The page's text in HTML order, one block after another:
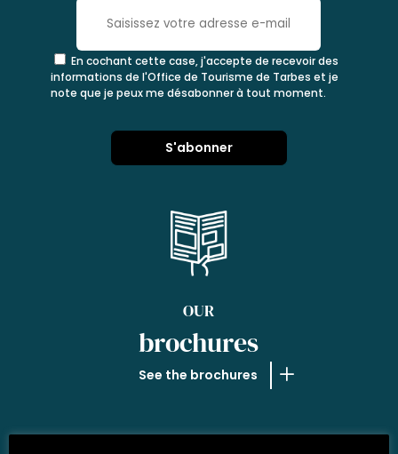
En cochant cette case, j'accepte de recevoir des
informations de l'Office de Tourisme de Tarbes et je
note que je peux me désabonner à tout moment.
OUR
brochures
See the brochures